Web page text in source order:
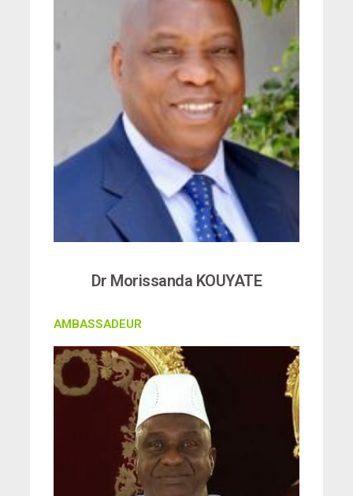
Dr Morissanda KOUYATE
AMBASSADEUR